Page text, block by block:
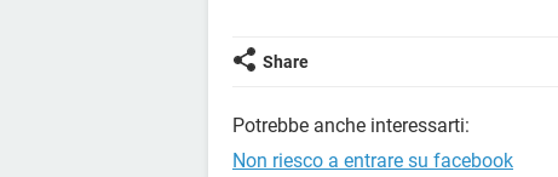
Share
Potrebbe anche interessarti:
Non riesco a entrare su facebook